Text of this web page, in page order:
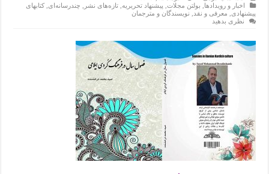
اخبار و رویدادها
بولتن مجلات پیشنهاد تحریریه ,تازەهای نشر چندرسانه‌ای ,کتابهای
پیشنهادی
معرفی و نقد
نویسندگان و مترجمان
نظری بدهید